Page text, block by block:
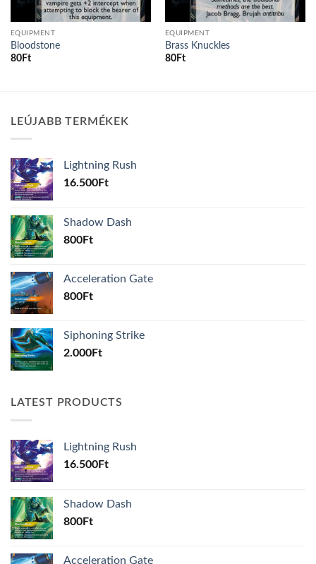
EQUIPMENT
Bloodstone
80Ft
EQUIPMENT
Brass Knuckles
80Ft
LEÚJABB TERMÉKEK
Lightning Rush
16.500Ft
Shadow Dash
800Ft
Acceleration Gate
800Ft
Siphoning Strike
2.000Ft
LATEST PRODUCTS
Lightning Rush
16.500Ft
Shadow Dash
800Ft
Acceleration Gate